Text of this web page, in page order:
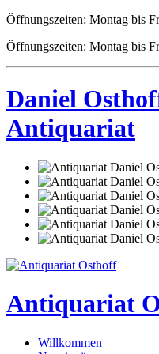
Öffnungszeiten: Montag bis
Öffnungszeiten: Montag bis
Daniel
Antiquariat
Antiquariat
Willkommen